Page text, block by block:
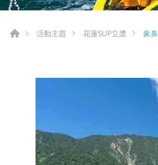
活動主題 花蓮SUP立槳 象